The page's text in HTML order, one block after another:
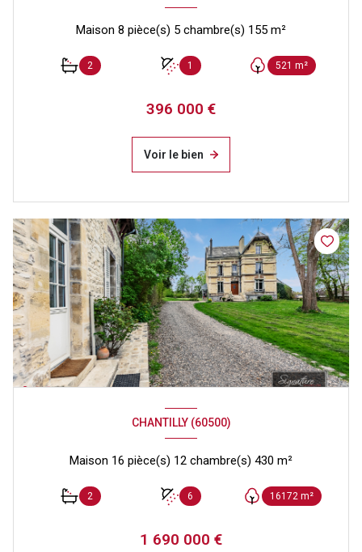
Maison 8 pièce(s) 5 chambre(s) 155 m²
2 1 521 m²
396 000 €
Voir le bien
CHANTILLY (60500)
Maison 16 pièce(s) 12 chambre(s) 430 m²
2 6 16172 m²
1 690 000 €